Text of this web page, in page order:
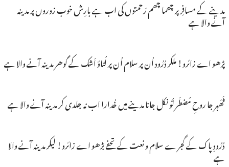
مدینے کے مسافِر پر چھما چھم رَحمتوں کی اب ہے بارِش خوب زوروں پر مدینہ
آنے والا ہے
پڑھو اے زائرو! ملکر دُرُود اُن پر سلام اُن پر لُٹاؤ اَشک کے گوھر مدینہ آنے والا ہے
ٹَھَہر جا روحِ مُضطَر تُو نکل جانا مدینے میں خُدارا اب نہ جلدی کر مدینہ آنے والا ہے
دُرُودِ پاک کے گجر ے سلام و نعت کے تحفے بڑھو اے زائرو! لیکر مدینہ آنے والا
ہے